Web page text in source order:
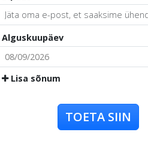
Alguskuupäev
Lisa sõnum
TOETA SIIN